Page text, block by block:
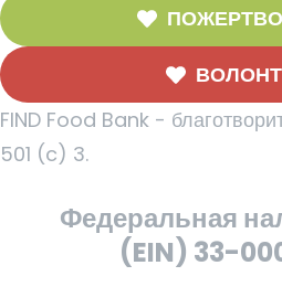
FIND Food Bank -
501 (c) 3.
Федеральная
(EIN) 33-